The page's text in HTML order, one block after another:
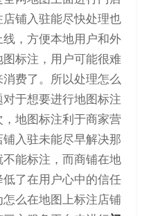
铺入驻能尽快处理也
，方便本地用户和外
标注，用户可能很难
费了。所以处理怎么
于想要进行地图标注
地图标注利于商家营
入驻未能尽早解决那
能标注，而商铺在地
了在用户心中的信任
么在地图上标注店铺